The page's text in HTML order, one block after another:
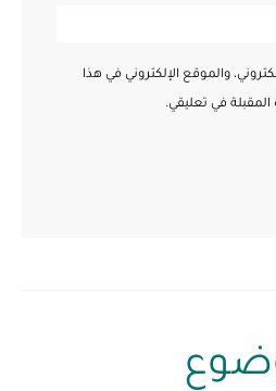
والموقع الإلكتروني في هذا
في تعليقي.